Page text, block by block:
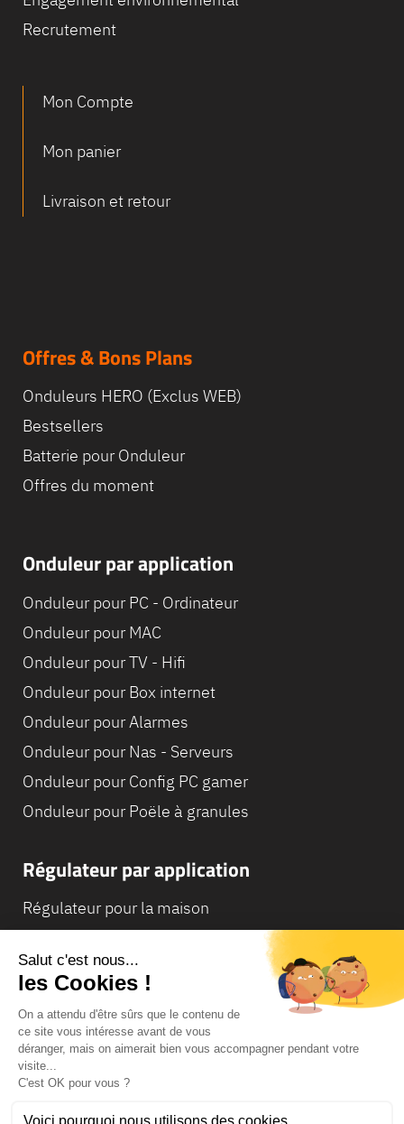
Recrutement
Mon Compte
Mon panier
Livraison et retour
Offres & Bons Plans
Onduleurs HERO (Exclus WEB)
Bestsellers
Batterie pour Onduleur
Offres du moment
Onduleur par application
Onduleur pour PC - Ordinateur
Onduleur pour MAC
Onduleur pour TV - Hifi
Onduleur pour Box internet
Onduleur pour Alarmes
Onduleur pour Nas - Serveurs
Onduleur pour Config PC gamer
Onduleur pour Poële à granules
Régulateur par application
Régulateur pour la maison
Régulateur pour Chaudière
© Infosec